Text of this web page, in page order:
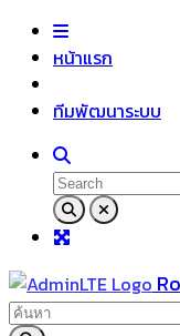
หน้าแรก
ทีมพัฒนาระบบ